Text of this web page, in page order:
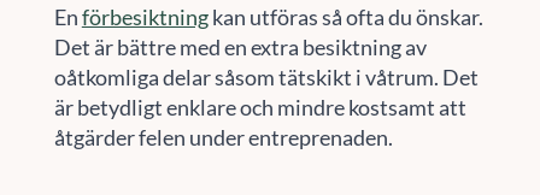
Enförbesiktningkan utföras så ofta du önskar.
Det är bättre med en extra besiktning av
oåtkomliga delar såsom tätskikt i våtrum. Det
är betydligt enklare och mindre kostsamt att
åtgärder felen under entreprenaden.